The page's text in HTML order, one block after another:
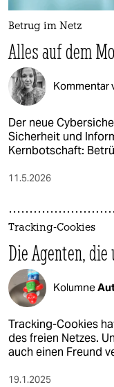
Betrug im Netz
Alles auf dem
Kommentar
Der neue
Sicherheit und
Kernbotschaft:
11.5.2026
Tracking-Cookies
Die Agenten,
Kolumne
Tracking-Cookies
des freien Netzes.
auch einen Freund
19.1.2025